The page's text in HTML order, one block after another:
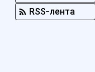
RSS-лента